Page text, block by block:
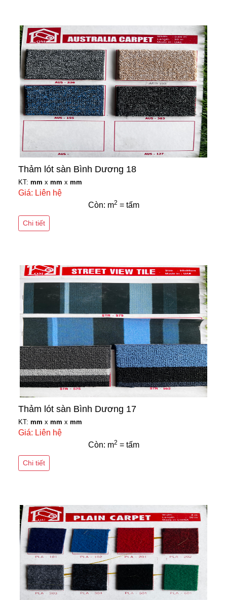
Thảm lót sàn Bình Dương 18
KT: mm x mm x mm
Giá: Liên hệ
Còn: m2 = tấm
Chi tiết
Thảm lót sàn Bình Dương 17
KT: mm x mm x mm
Giá: Liên hệ
Còn: m2 = tấm
Chi tiết